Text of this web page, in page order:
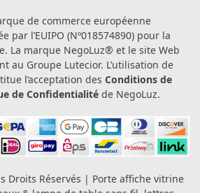
de commerce européenne
par l’EUIPO (Nº018574890) pour la
La marque NegoLuz® et le site Web
au Groupe Lutecior. L’utilisation de
l’acceptation des Conditions de
de Confidentialité de NegoLuz.
Droits Réservés | Porte affiche vitrine